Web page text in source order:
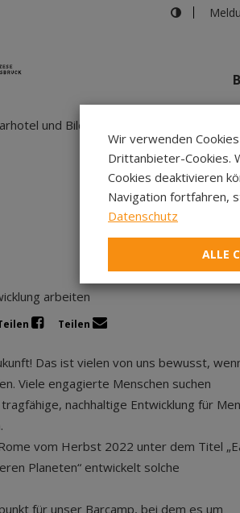
und Bildungshaus in Innsbruck
arbeiten
Teilen
Das ist vielen von uns bewusst,
Viele engagierte Menschen suchen
nachhaltige Entwicklung für
vom Herbst 2022 unter dem Titel
Planeten“ entwickelt solche
für unser Barcamp, bei dem es um
Wir verwenden
Drittanbieter-Cookies.
Cookies deaktivieren
Navigation fortfahren,
Datenschutz
ALLE